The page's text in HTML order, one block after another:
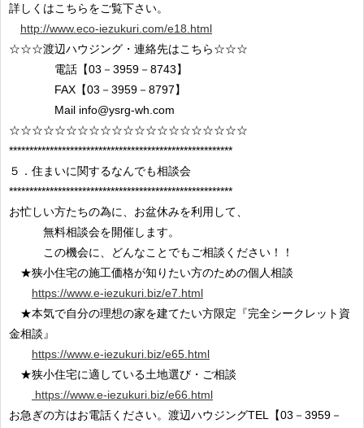
詳しくはこちらをご覧下さい。
http://www.eco-iezukuri.com/e18.html
☆☆☆渡辺ハウジング・連絡先はこちら☆☆☆
電話【03－3959－8743】
FAX【03－3959－8797】
Mail info@ysrg-wh.com
☆☆☆☆☆☆☆☆☆☆☆☆☆☆☆☆☆☆☆☆☆
*******************************************************
５．住まいに関するなんでも相談会
*******************************************************
お忙しい方たちの為に、お盆休みを利用して、
無料相談会を開催します。
この機会に、どんなことでもご相談ください！！
★狭小住宅の施工価格が知りたい方のための個人相談
https://www.e-iezukuri.biz/e7.html
★本気で自分の理想の家を建てたい方限定『完全シークレット資
金相談』
https://www.e-iezukuri.biz/e65.html
★狭小住宅に適している土地選び・ご相談
https://www.e-iezukuri.biz/e66.html
お急ぎの方はお電話ください。渡辺ハウジングTEL【03－3959－